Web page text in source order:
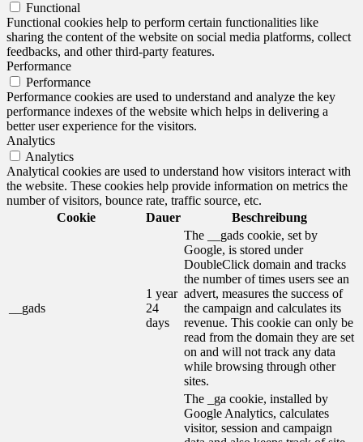
Functional
Functional cookies help to perform certain functionalities like
sharing the content of the website on social media platforms, collect
feedbacks, and other third-party features.
Performance
Performance
Performance cookies are used to understand and analyze the key
performance indexes of the website which helps in delivering a
better user experience for the visitors.
Analytics
Analytics
Analytical cookies are used to understand how visitors interact with
the website. These cookies help provide information on metrics the
number of visitors, bounce rate, traffic source, etc.
Cookie
Dauer Beschreibung
__gads
1 year
24
days
The __gads cookie, set by
Google, is stored under
DoubleClick domain and tracks
the number of times users see an
advert, measures the success of
the campaign and calculates its
revenue. This cookie can only be
read from the domain they are set
on and will not track any data
while browsing through other
sites.
The _ga cookie, installed by
Google Analytics, calculates
visitor, session and campaign